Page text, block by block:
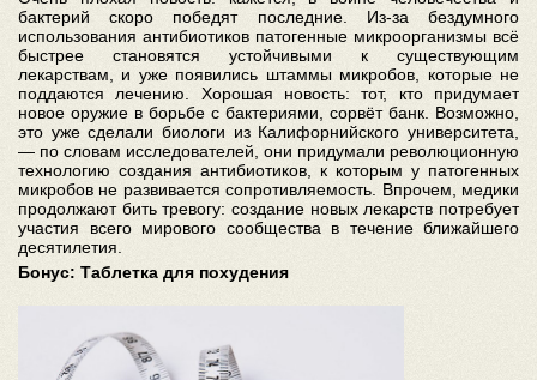
бактерий скоро победят последние. Из-за бездумного
использования антибиотиков патогенные микроорганизмы всё
быстрее становятся устойчивыми к существующим
лекарствам, и уже появились штаммы микробов, которые не
поддаются лечению. Хорошая новость: тот, кто придумает
новое оружие в борьбе с бактериями, сорвёт банк. Возможно,
это уже сделали биологи из Калифорнийского университета,
— по словам исследователей, они придумали революционную
технологию создания антибиотиков, к которым у патогенных
микробов не развивается сопротивляемость. Впрочем, медики
продолжают бить тревогу: создание новых лекарств потребует
участия всего мирового сообщества в течение ближайшего
десятилетия.
Бонус: Таблетка для похудения